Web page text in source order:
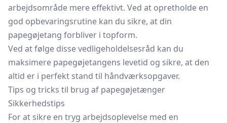
arbejdsområde mere effektivt. Ved at opretholde en
god opbevaringsrutine kan du sikre, at din
papegøjetang forbliver i topform.
Ved at følge disse vedligeholdelsesråd kan du
maksimere papegøjetangens levetid og sikre, at den
altid er i perfekt stand til håndværksopgaver.
Tips og tricks til brug af papegøjetænger
Sikkerhedstips
For at sikre en tryg arbejdsoplevelse med en